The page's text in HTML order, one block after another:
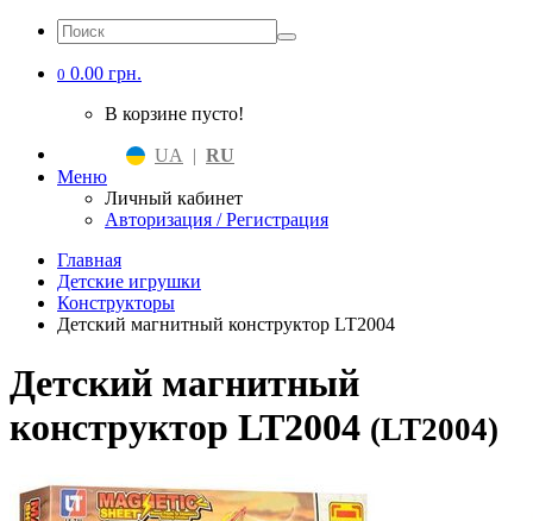
0 0.00 грн.
В корзине пусто!
UA | RU
Меню
Личный кабинет
Авторизация / Регистрация
Главная
Детские игрушки
Конструкторы
Детский магнитный конструктор LT2004
Детский магнитный
конструктор LT2004 (LT2004)